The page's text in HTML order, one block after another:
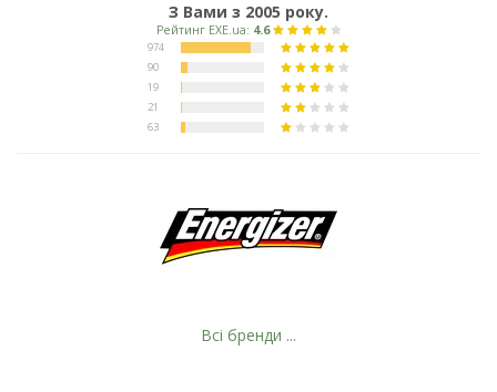
З Вами з 2005 року.
Всі бренди ...